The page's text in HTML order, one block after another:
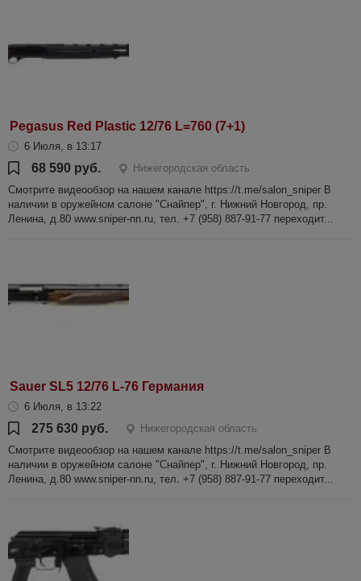
Pegasus Red Plastic 12/76 L=760 (7+1)
6 Июля, в 13:17
68 590 руб.
Нижегородская область
Смотрите видеообзор на нашем канале https://t.me/salon_sniper В
наличии в оружейном салоне "Снайпер", г. Нижний Новгород, пр.
Ленина, д.80 www.sniper-nn.ru, тел. +7 (958) 887-91-77 переходит...
Sauer SL5 12/76 L-76 Германия
6 Июля, в 13:22
275 630 руб.
Нижегородская область
Смотрите видеообзор на нашем канале https://t.me/salon_sniper В
наличии в оружейном салоне "Снайпер", г. Нижний Новгород, пр.
Ленина, д.80 www.sniper-nn.ru, тел. +7 (958) 887-91-77 переходит...